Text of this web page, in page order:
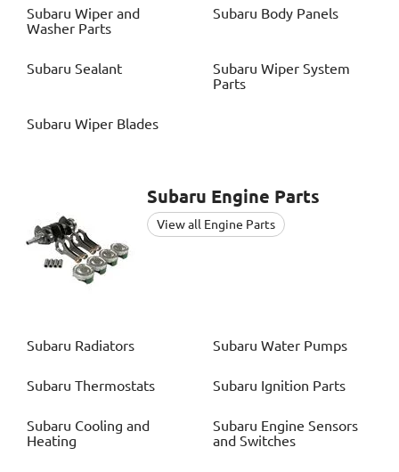
Subaru Wiper and
Washer Parts
Subaru Body Panels
Subaru Sealant Subaru Wiper System
Parts
Subaru Wiper Blades
Subaru Engine Parts
View all Engine Parts
Subaru Radiators Subaru Water Pumps
Subaru Thermostats Subaru Ignition Parts
Subaru Cooling and
Heating
Subaru Engine Sensors
and Switches